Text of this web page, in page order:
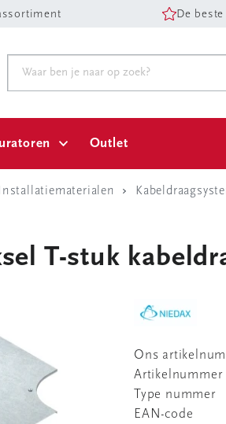
De
Outlet
Installatiematerialen
T-stuk
Ons
Artikelnummer
Type nummer
EAN-code